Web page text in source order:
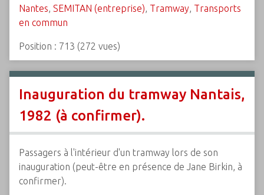
Nantes, SEMITAN (entreprise), Tramway, Transports
en commun
Position : 713 (272 vues)
Inauguration du tramway Nantais,
1982 (à confirmer).
Passagers à l'intérieur d'un tramway lors de son
inauguration (peut-être en présence de Jane Birkin, à
confirmer).